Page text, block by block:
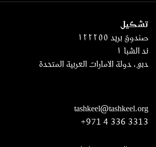
تشكيل
صندوق بريد ١٢٢٢٥٥
ند الشبا ١
دبي، دولة الامارات العربية المتحدة
tashkeel@tashkeel.org
+971 4 336 3313